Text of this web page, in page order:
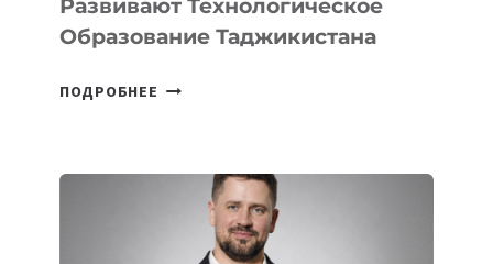
Развивают Технологическое
Образование Таджикистана
ПОДРОБНЕЕ
КОТОРЫЕ
РАЗВИВАЮТ
ТЕХНОЛОГИЧЕСКОЕ